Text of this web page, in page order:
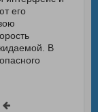
его
В